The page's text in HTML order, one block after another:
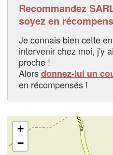
Recommandez
soyez en
Je connais bien cette
intervenir chez moi, j'y
proche !
Alorsdonnez-lui un
en récompensés !
+
−